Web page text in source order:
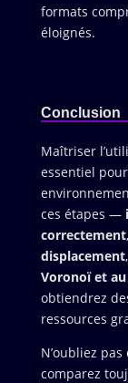
formats
éloignés.
Conclusion
Maîtriser
essentiel
ces étapes —
correctement,
displacement
Voronoï et
obtiendrez
ressources
N’oubliez
comparez